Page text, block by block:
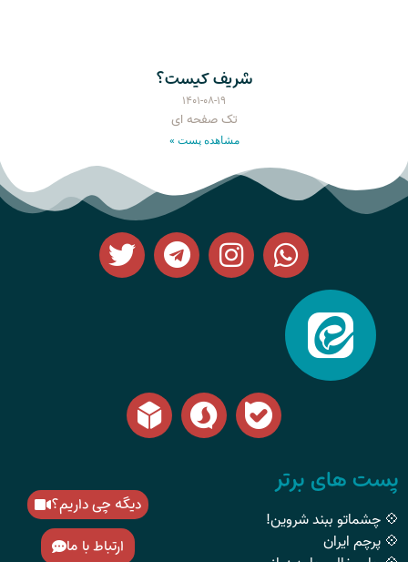
شریف کیست؟
۱۴۰۱-۰۸-۱۹
تک صفحه ای
مشاهده پست »
پست های برتر
💠 چشماتو ببند شروین!
💠 پرچم ایران
دیگه چی داریم؟
ارتباط با ما